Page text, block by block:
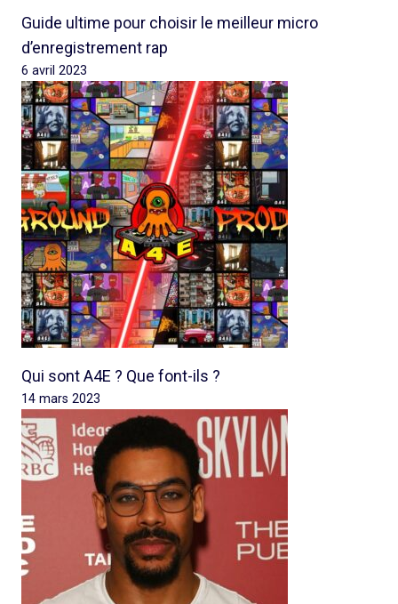
Guide ultime pour choisir le meilleur micro
d’enregistrement rap
6 avril 2023
Qui sont A4E ? Que font-ils ?
14 mars 2023